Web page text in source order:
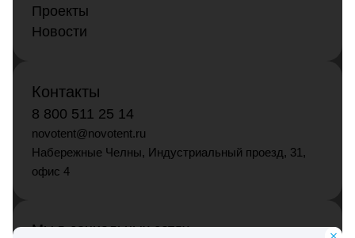
Проекты
Новости
Контакты
8 800 511 25 14
novotent@novotent.ru
Набережные Челны, Индустриальный проезд, 31,
офис 4
Мы в социальных сетях